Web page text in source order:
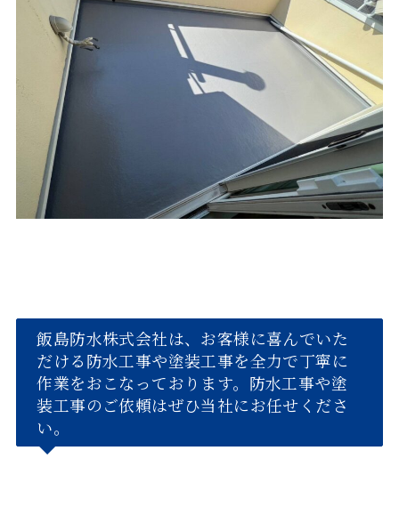
飯島防水株式会社は、お客様に喜んでいた
だける防水工事や塗装工事を全力で丁寧に
作業をおこなっております。防水工事や塗
装工事のご依頼はぜひ当社にお任せくださ
い。